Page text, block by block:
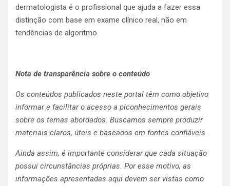
dermatologista é o profissional que ajuda a fazer essa
distinção com base em exame clínico real, não em
tendências de algoritmo.
Nota de transparência sobre o conteúdo
Os conteúdos publicados neste portal têm como objetivo
informar e facilitar o acesso a plconhecimentos gerais
sobre os temas abordados. Buscamos sempre produzir
materiais claros, úteis e baseados em fontes confiáveis.
Ainda assim, é importante considerar que cada situação
possui circunstâncias próprias. Por esse motivo, as
informações apresentadas aqui devem ser vistas como